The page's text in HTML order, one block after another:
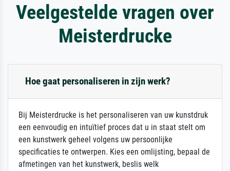
Veelgestelde vragen over
Meisterdrucke
Hoe gaat personaliseren in zijn werk?
Bij Meisterdrucke is het personaliseren van uw kunstdruk
een eenvoudig en intuïtief proces dat u in staat stelt om
een kunstwerk geheel volgens uw persoonlijke
specificaties te ontwerpen. Kies een omlijsting, bepaal de
afmetingen van het kunstwerk, beslis welk